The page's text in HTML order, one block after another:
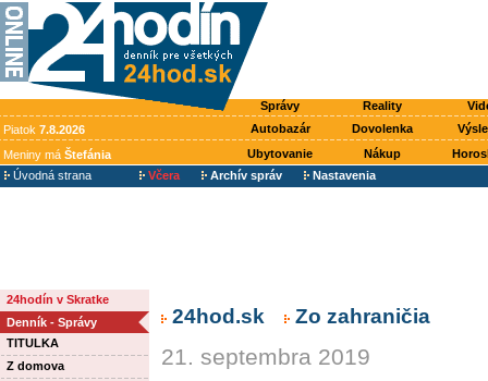
Správy Reality
Piatok 7.8.2026 Autobazár Dovolenka
Meniny má Štefánia Ubytovanie Nákup
Úvodná strana
Včera Archív správ Nastavenia
24hodín v Skratke
Denník - Správy
TITULKA
Z domova
24hod.sk Zo zahraničia
21. septembra 2019